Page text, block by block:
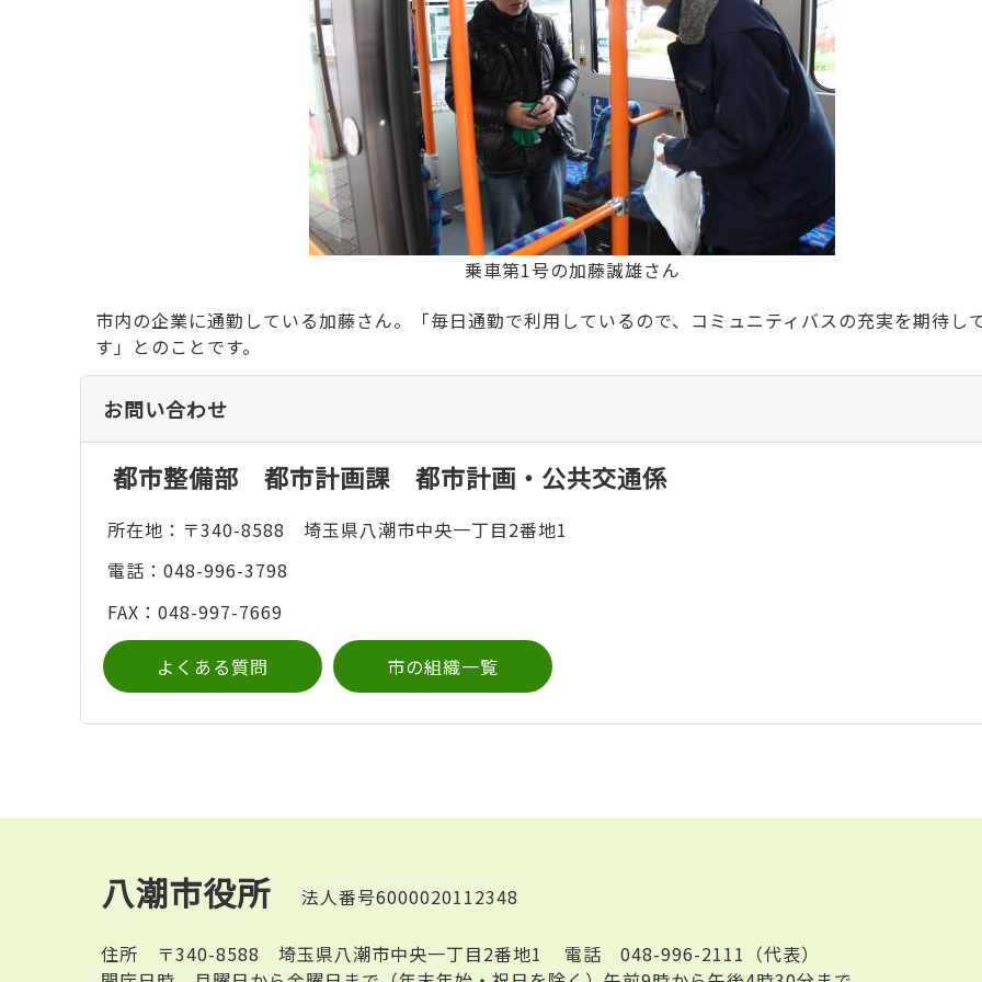
乗車第1号の加藤誠雄さん
市内の企業に通勤している加藤さん。「毎日通勤で利用しているので、コミュニティバスの充実を期待し
す」とのことです。
お問い合わせ
都市整備部 都市計画課 都市計画・公共交通係
所在地：〒340-8588 埼玉県八潮市中央一丁目2番地1
電話：048-996-3798
FAX：048-997-7669
よくある質問 市の組織一覧
八潮市役所 法人番号6000020112348
住所 〒340-8588 埼玉県八潮市中央一丁目2番地1 電話 048-996-2111（代表）